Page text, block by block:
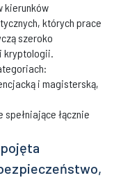
kierunków
których prace
szeroko
kryptologii.
i magisterską,
spełniające łącznie